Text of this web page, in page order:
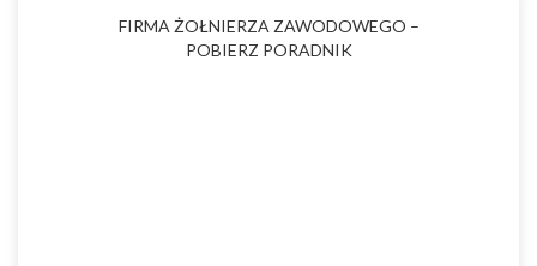
FIRMA ŻOŁNIERZA ZAWODOWEGO –
POBIERZ PORADNIK